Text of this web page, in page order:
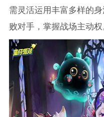
需灵活运用丰富多样的
败对手，掌握战场主动权